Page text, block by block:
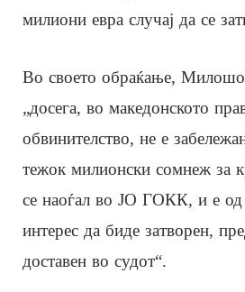
милиони евра случај да се
Во своето обраќање,
„досега, во македонското
обвинителство, не е
тежок милионски сомнеж за
се наоѓал во ЈО ГОКК, и е од
интерес да биде затворен,
доставен во судот“.